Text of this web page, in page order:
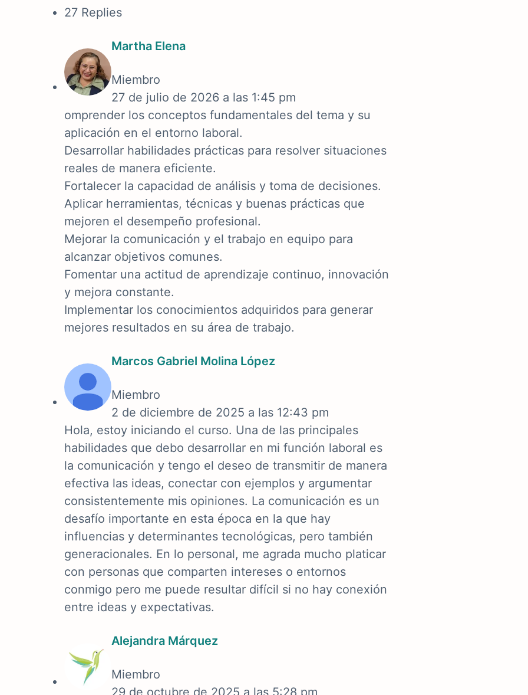
27 Replies
Martha Elena
Miembro
27 de julio de 2026 a las 1:45 pm
omprender los conceptos fundamentales del tema y su
aplicación en el entorno laboral.
Desarrollar habilidades prácticas para resolver situaciones
reales de manera eficiente.
Fortalecer la capacidad de análisis y toma de decisiones.
Aplicar herramientas, técnicas y buenas prácticas que
mejoren el desempeño profesional.
Mejorar la comunicación y el trabajo en equipo para
alcanzar objetivos comunes.
Fomentar una actitud de aprendizaje continuo, innovación
y mejora constante.
Implementar los conocimientos adquiridos para generar
mejores resultados en su área de trabajo.
Marcos Gabriel Molina López
Miembro
2 de diciembre de 2025 a las 12:43 pm
Hola, estoy iniciando el curso. Una de las principales
habilidades que debo desarrollar en mi función laboral es
la comunicación y tengo el deseo de transmitir de manera
efectiva las ideas, conectar con ejemplos y argumentar
consistentemente mis opiniones. La comunicación es un
desafío importante en esta época en la que hay
influencias y determinantes tecnológicas, pero también
generacionales. En lo personal, me agrada mucho platicar
con personas que comparten intereses o entornos
conmigo pero me puede resultar difícil si no hay conexión
entre ideas y expectativas.
Alejandra Márquez
Miembro
29 de octubre de 2025 a las 5:28 pm